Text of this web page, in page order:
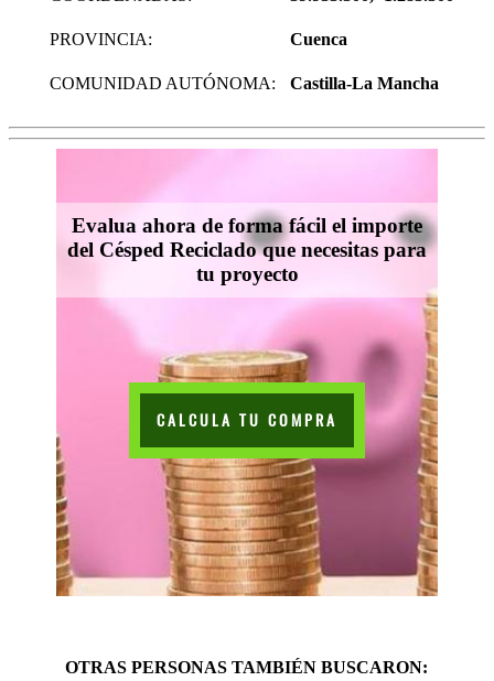
PROVINCIA: Cuenca
COMUNIDAD AUTÓNOMA: Castilla-La Mancha
Evalua ahora de forma fácil el importe
del Césped Reciclado que necesitas para
tu proyecto
CALCULA TU COMPRA
OTRAS PERSONAS TAMBIÉN BUSCARON: